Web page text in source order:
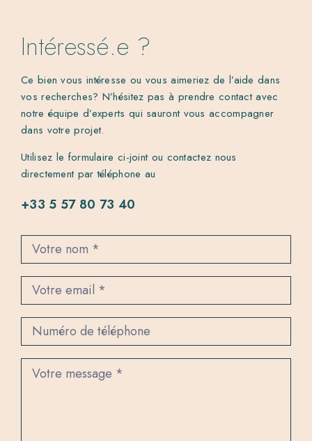
Intéressé.e ?
Ce bien vous intéresse ou vous aimeriez de l’aide dans
vos recherches? N’hésitez pas à prendre contact avec
notre équipe d’experts qui sauront vous accompagner
dans votre projet.
Utilisez le formulaire ci-joint ou contactez nous
directement par téléphone au
+33 5 57 80 73 40
C
n
t
t